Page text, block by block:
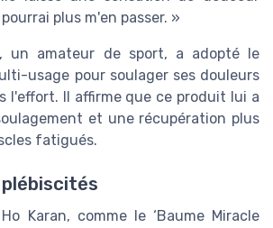
plus m'en passer. »
un amateur de sport, a adopté le
usage pour soulager ses douleurs
l'effort. Il affirme que ce produit lui a
et une récupération plus
fatigués.
Karan, comme le ‘Baume Miracle